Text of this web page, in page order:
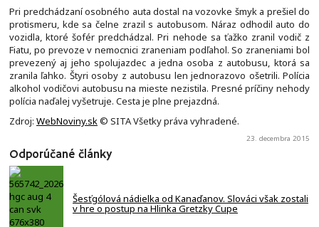
Pri predchádzaní osobného auta dostal na vozovke šmyk a prešiel do
protismeru, kde sa čelne zrazil s autobusom. Náraz odhodil auto do
vozidla, ktoré šofér predchádzal. Pri nehode sa ťažko zranil vodič z
Fiatu, po prevoze v nemocnici zraneniam podľahol. So zraneniami bol
prevezený aj jeho spolujazdec a jedna osoba z autobusu, ktorá sa
zranila ľahko. Štyri osoby z autobusu len jednorazovo ošetrili. Polícia
alkohol vodičovi autobusu na mieste nezistila. Presné príčiny nehody
polícia naďalej vyšetruje. Cesta je plne prejazdná.
Zdroj: WebNoviny.sk© SITA Všetky práva vyhradené.
23. decembra 2015
Odporúčané články
Šesťgólová nádielka od Kanaďanov. Slováci však zostali
v hre o postup na Hlinka Gretzky Cupe